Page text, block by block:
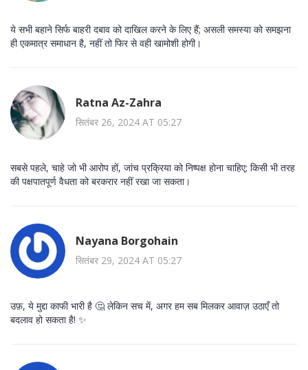
ये सभी बहाने सिर्फ बाहरी दबाव को दाखिल करने के लिए हैं; असली समस्या को समझना
ही एकमात्र समाधान है, नहीं तो फिर से वही खामोशी होगी।
Ratna Az-Zahra
सितंबर 26, 2024 AT 05:27
सबसे पहले, चाहे जो भी आरोप हों, जांच प्रक्रिया को निष्पक्ष होना चाहिए; किसी भी तरह
की पक्षपातपूर्ण वैधता को बरकरार नहीं रखा जा सकता।
Nayana Borgohain
सितंबर 29, 2024 AT 05:27
उफ़, ये मुद्दा काफी भारी है 🤔 लेकिन सच में, अगर हम सब मिलकर आवाज़ उठाएँ तो
बदलाव हो सकता है! ✨